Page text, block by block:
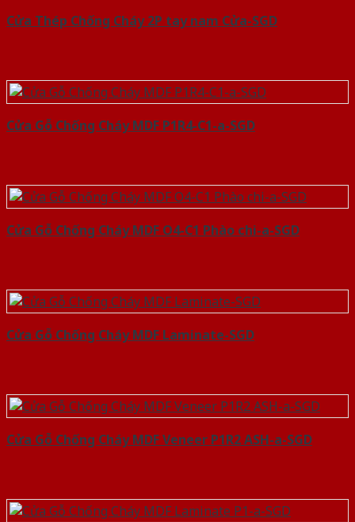
Cửa Thép Chống Cháy 2P tay nam Cửa-SGD
Cửa Gỗ Chống Cháy MDF P1R4-C1-a-SGD
Cửa Gỗ Chống Cháy MDF O4-C1 Phào chi-a-SGD
Cửa Gỗ Chống Cháy MDF Laminate-SGD
Cửa Gỗ Chống Cháy MDF Veneer P1R2 ASH-a-SGD